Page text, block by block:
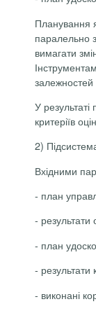
Планування
паралельно
вимагати
залежностей
У
критеріїв
2)
Вхідними
- план
- результати
- план
- результати
- виконані